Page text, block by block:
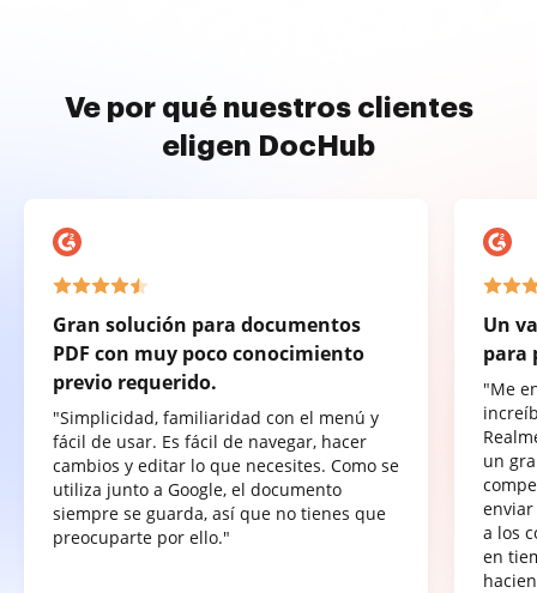
Ve por qué nuestros clientes
eligen DocHub
Gran solución para documentos
PDF con muy poco conocimiento
previo requerido.
"Simplicidad, familiaridad con el menú y
fácil de usar. Es fácil de navegar, hacer
cambios y editar lo que necesites. Como se
utiliza junto a Google, el documento
siempre se guarda, así que no tienes que
preocuparte por ello."
Un
para
"Me
un
a los
en